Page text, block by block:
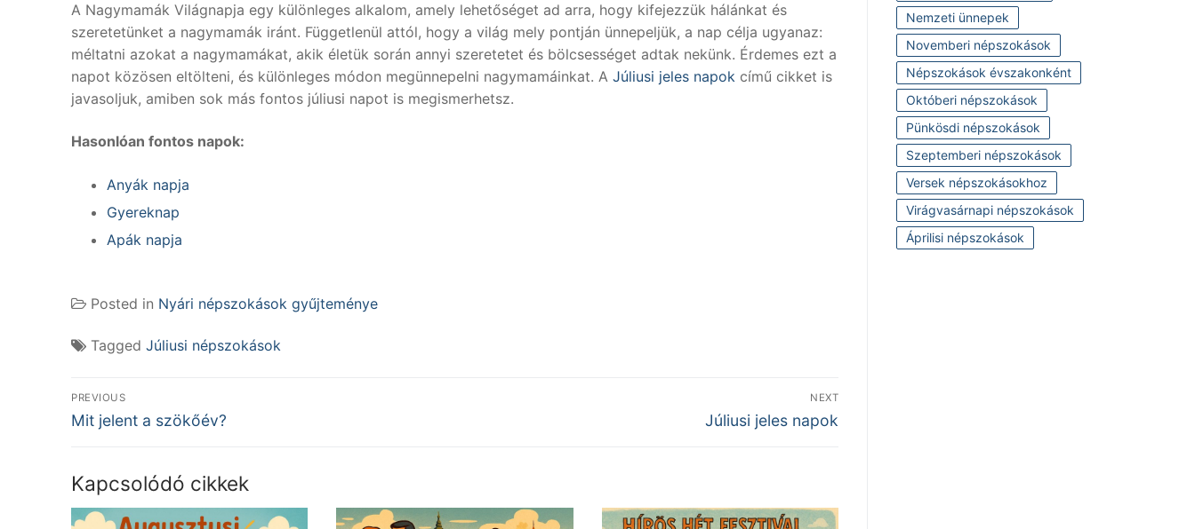
A Nagymamák Világnapja egy különleges alkalom, amely lehetőséget ad arra, hogy kifejezzük hálánkat és
szeretetünket a nagymamák iránt. Függetlenül attól, hogy a világ mely pontján ünnepeljük, a nap célja ugyanaz:
méltatni azokat a nagymamákat, akik életük során annyi szeretetet és bölcsességet adtak nekünk. Érdemes ezt a
napot közösen eltölteni, és különleges módon megünnepelni nagymamáinkat. A Júliusi jeles napok című cikket is
javasoljuk, amiben sok más fontos júliusi napot is megismerhetsz.
Hasonlóan fontos napok:
Anyák napja
Gyereknap
Apák napja
Posted in Nyári népszokások gyűjteménye
Tagged Júliusi népszokások
Bejegyzés
navigáció
PREVIOUS
Previous
Mit jelent a szökőév?
NEXT
Next
Júliusi jeles napok
Kapcsolódó cikkek
Nemzeti ünnepek
Novemberi népszokások
Népszokások évszakonként
Októberi népszokások
Pünkösdi népszokások
Szeptemberi népszokások
Versek népszokásokhoz
Virágvasárnapi népszokások
Áprilisi népszokások